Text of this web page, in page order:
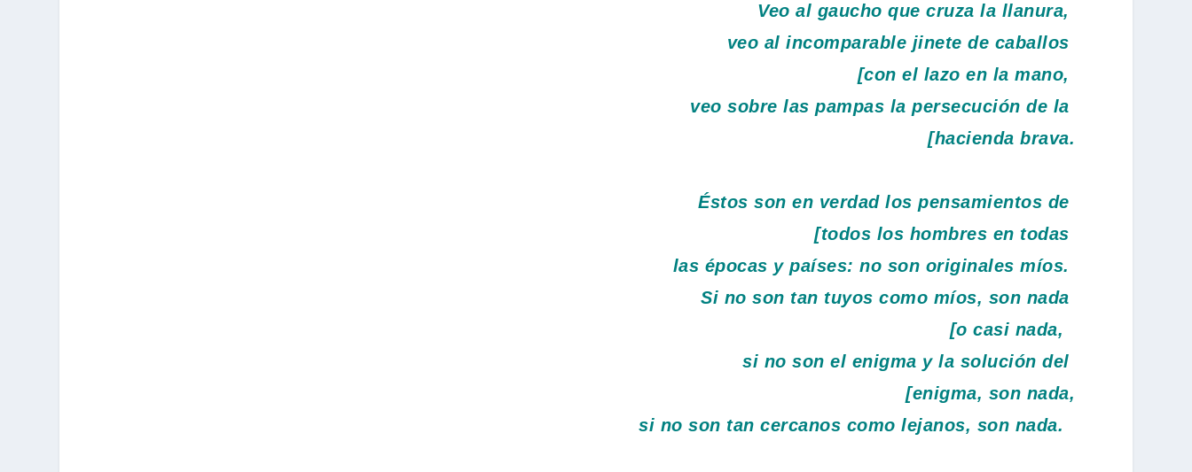
Veo al gaucho que cruza la llanura,
veo al incomparable jinete de caballos
[con el lazo en la mano,
veo sobre las pampas la persecución de la
[hacienda brava.
Éstos son en verdad los pensamientos de
[todos los hombres en todas
las épocas y países: no son originales míos.
Si no son tan tuyos como míos, son nada
[o casi nada,
si no son el enigma y la solución del
[enigma, son nada,
si no son tan cercanos como lejanos, son nada.